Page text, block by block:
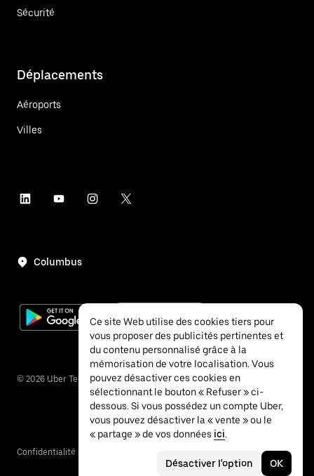
Sécurité
Déplacements
Aéroports
Villes
Columbus
© 2026 Uber Technologies Inc.
Confidentialité
Ce site Web utilise des cookies tiers pour
vous proposer des publicités pertinentes et
du contenu personnalisé grâce à la
mémorisation de votre localisation. Vous
pouvez désactiver ces cookies en
sélectionnant le bouton « Refuser » ci-
dessous. Si vous possédez un compte Uber,
vous pouvez désactiver la « vente » ou le
« partage » de vos données ici.
Désactiver l'option OK